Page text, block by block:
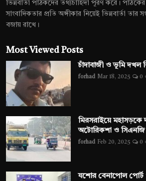
ভিন্নবার্তা পাঠকদের তথ্যচাহিদা পূরণ করে। পাঠকের
সাংবাদিকতার প্রতি অঙ্গীকার নিয়েই ভিন্নবার্তা তার
বজায় রাখে।
Most Viewed Posts
চাঁদাবাজী ও ভূমি দখল
forhad Mar 18, 2025 0
মিরসরাইয়ে মহাসড়কে
অটোরিকশা ও সিএনজি
forhad Feb 20, 2025 0
যশোর বেনাপোল